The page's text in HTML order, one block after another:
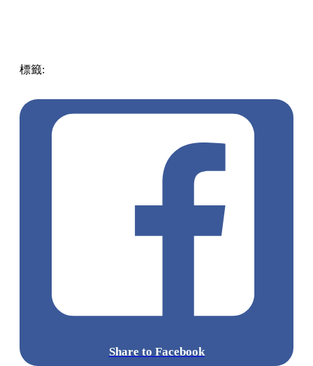
標籤:
Share to Facebook